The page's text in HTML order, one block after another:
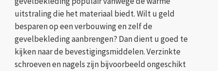
uitstraling die het materiaal biedt. Wilt u geld
besparen op een verbouwing en zelf de
gevelbekleding aanbrengen? Dan dient u goed te
kijken naar de bevestigingsmiddelen. Verzinkte
schroeven en nagels zijn bijvoorbeeld ongeschikt